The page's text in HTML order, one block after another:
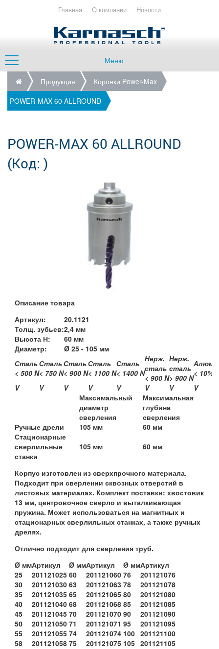
Главная О компании Новости
Меню
Продукция
Коронки Power-Max
POWER-MAX 60 ALLROUND
POWER-MAX 60 ALLROUND
(Код: )
Описание товара
Артикул:
20.1121
Толщ. зубьев:2,4 мм
Высота Н:
60 мм
Диаметр:
Ø 25 - 105 мм
Сталь
< 500 N
Сталь
< 750 N
Сталь
< 900 N
Сталь
< 1100 N
Сталь
< 1400 N
Нерж.
сталь
< 900 N
Нерж.
сталь
> 900 N< 10%
V
V V V V V V
V
Максимальный
диаметр
сверления
Максимальная
глубина
сверления
Ручные дрели
105 мм
60 мм
Стационарные
сверлильные
станки
105 мм 60 мм
Корпус изготовлен из сверхпрочного материала.
Подходит при сверлении сквозных отверстий в
листовых материалах. Комплект поставки: хвостовик
13 мм, центровочное сверло и выталкивающая
пружина. Может использоваться на магнитных и
стационарных сверлильных станках, а также ручных
дрелях.
Отлично подходит для сверления труб.
Ø ммАртикул
25
201121025
30
201121030
35
201121035
40
201121040
45
201121045
50
201121050
55
201121055
58
201121058
Ø ммАртикул
60
201121060
63
201121063
65
201121065
68
201121068
70
201121070
71
201121071
74
201121074
75
201121075
Ø ммАртикул
76
201121076
78
201121078
80
201121080
85
201121085
90
201121090
95
201121095
100 201121100
105 201121105